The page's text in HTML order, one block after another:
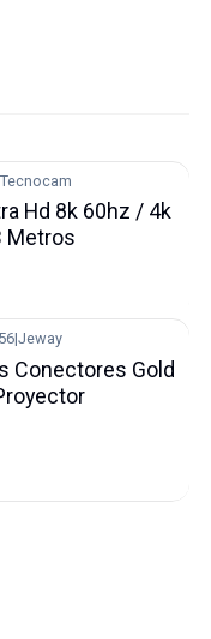
Tecnocam
Hd 8k 60hz / 4k
Metros
|Jeway
Conectores Gold